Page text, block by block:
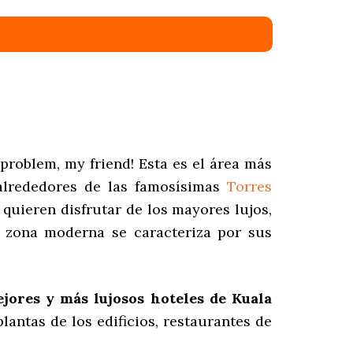
my friend! Esta es el área más
de las famosísimas Torres
disfrutar de los mayores lujos,
moderna se caracteriza por sus
y más lujosos hoteles de Kuala
de los edificios, restaurantes de